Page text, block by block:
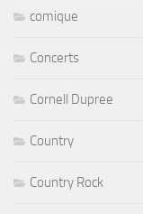
comique
Concerts
Cornell Dupree
Country
Country Rock